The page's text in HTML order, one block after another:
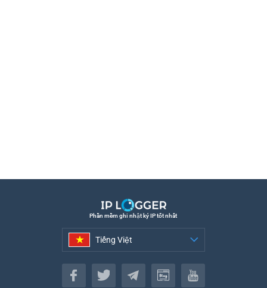
Phần mềm ghi nhật ký IP tốt nhất
Tiếng Việt
Tiếng Việt